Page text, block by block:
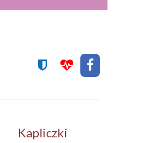
Kapliczki